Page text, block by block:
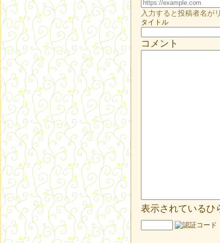
入力すると投稿者名が
タイトル
コメント
表示されているひ